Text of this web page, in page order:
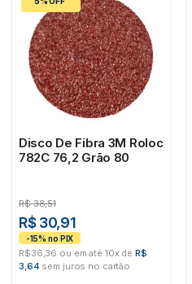
Disco De Fibra 3M Roloc
782C 76,2 Grão 80
R$ 38,51
R$ 30,91
R$36,36 ou em até 10x de R$
3,64 sem juros no cartão